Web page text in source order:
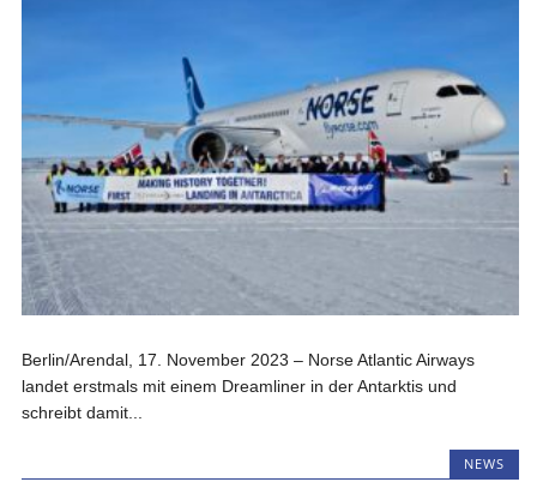
Berlin/Arendal, 17. November 2023 – Norse Atlantic Airways
landet erstmals mit einem Dreamliner in der Antarktis und
schreibt damit...
NEWS